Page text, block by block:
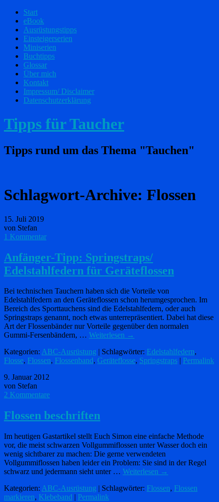
Start
eBook
Ausrüstungstipps
Einsteigerserien
Miniserien
Buchtipps
Glossar
Über mich
Kontakt
Impressum/ Disclaimer
Datenschutzerklärung
Tipps für Taucher
Tipps rund um das Thema "Tauchen"
Schlagwort-Archive: Flossen
15. Juli 2019
von Stefan
1 Kommentar
Anfänger-Tipp: Springstraps/
Edelstahlfedern für Geräteflossen
Bei technischen Tauchern haben sich die Vorteile von
Edelstahlfedern an den Geräteflossen schon herumgesprochen. Im
Bereich des Sporttauchens sind die Edelstahlfedern, oder auch
Springstraps genannt, noch etwas unterrepräsentiert. Dabei hat diese
Art der Flossenbänder nur Vorteile gegenüber den normalen
Gummi-Fersenbändern, … Weiterlesen →
Kategorien: ABC-Ausrüstung | Schlagwörter: Edelstahlfedern,
Flosse, Flossen, Flossenband, Geräteflosse, Springstraps
Permalink
9. Januar 2012
von Stefan
2 Kommentare
Flossen beschriften
Im heutigen Gastartikel stellt Euch Simon eine einfache Methode
vor, die meist schwarzen Vollgummiflossen unter Wasser doch ein
wenig sichtbarer zu machen: Die gerne verwendeten
Vollgummiflossen haben leider ein Problem: Sie sind in der Regel
schwarz und jedermann sieht unter … Weiterlesen →
Kategorien: ABC-Ausrüstung | Schlagwörter: Flossen, Flossen
markieren, Klebeband | Permalink